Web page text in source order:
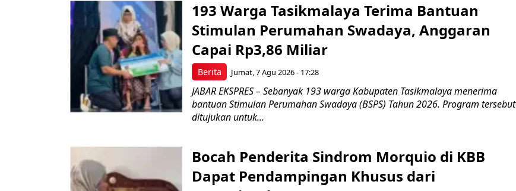
Berita
193 Warga Tasikmalaya Terima Bantuan
Stimulan Perumahan Swadaya, Anggaran
Capai Rp3,86 Miliar
Jumat, 7 Agu 2026 - 17:28
JABAR EKSPRES – Sebanyak 193 warga Kabupaten Tasikmalaya menerima
bantuan Stimulan Perumahan Swadaya (BSPS) Tahun 2026. Program tersebut
ditujukan untuk...
Bocah Penderita Sindrom Morquio di KBB
Dapat Pendampingan Khusus dari